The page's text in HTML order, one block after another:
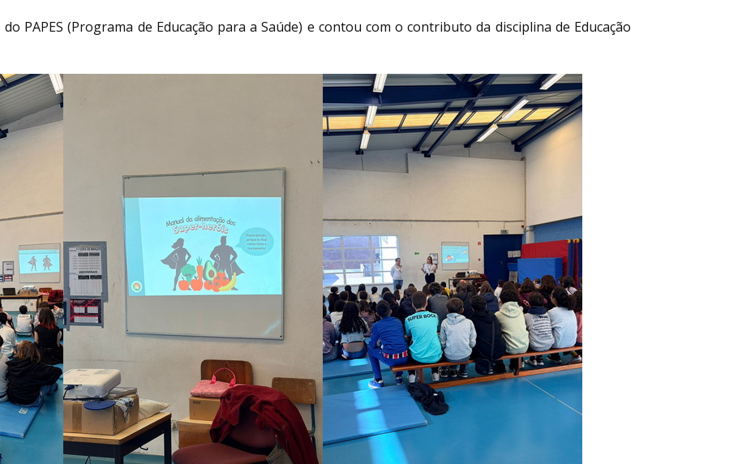
PAPES (Programa de Educação para a Saúde) e contou com o contributo da disciplina de Educação